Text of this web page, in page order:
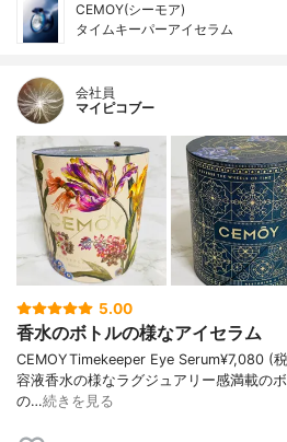
CEMOY(シーモア)
タイムキーパーアイセラム
会社員
マイピコブー
5.00
香水のボトルの様なアイセラム
CEMOYTimekeeper Eye Serum¥7,080 (
容液香水の様なラグジュアリー感満載の
の…続きを見る